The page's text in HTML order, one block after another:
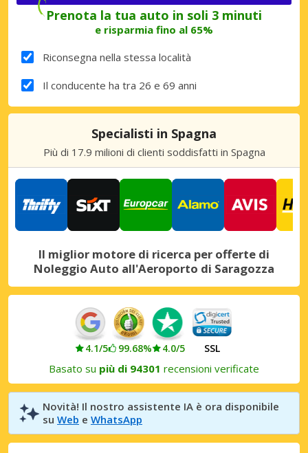
Prenota la tua auto in soli 3 minuti
e risparmia fino al 65%
Riconsegna nella stessa località
Il conducente ha tra 26 e 69 anni
Specialisti in Spagna
Più di 17.9 milioni di clienti soddisfatti in Spagna
Il miglior motore di ricerca per offerte di
Noleggio Auto all'Aeroporto di Saragozza
4.1/5 99.68% 4.0/5 SSL
Basato su più di 94301 recensioni verificate
Novità! Il nostro assistente IA è ora disponibile
su Web e WhatsApp